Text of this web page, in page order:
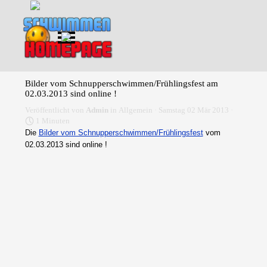
Direkt zum Seiteninhalt
Menü überspringen
Bilder vom Schnupperschwimmen/Frühlingsfest am
02.03.2013 sind online !
Veröffentlicht von Admin in Allgemein · Samstag 02 Mär 2013 ·
1 Minuten
Die Bilder vom Schnupperschwimmen/Frühlingsfestvom
02.03.2013sind online !